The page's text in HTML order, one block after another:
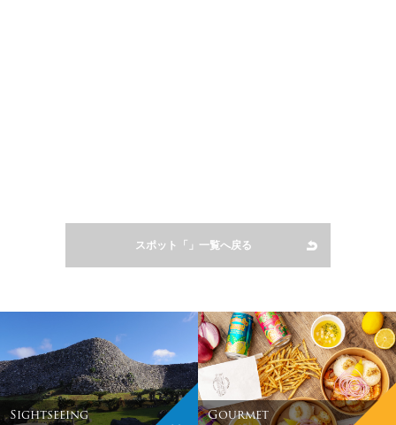
スポット「」一覧へ戻る
Sightseeing
Gourmet